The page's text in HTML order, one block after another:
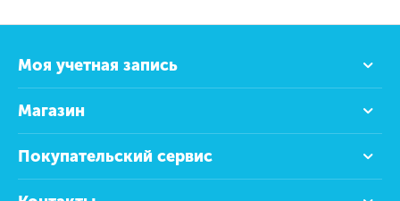
Моя учетная запись
Магазин
Покупательский сервис